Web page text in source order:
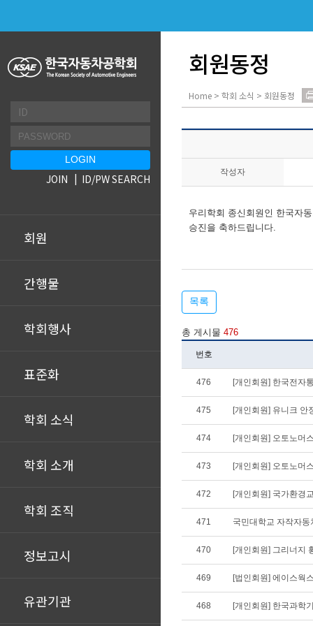
회원
간행물
학회행사
표준화
학회 소식
학회 소개
학회 조직
정보고시
유관기관
JOIN ID/PW SEARCH
회원동정
Home > 학회 소식 > 회원동정
작성자
우리학회 종신회원인 한국자
승진을 축하드립니다.
목록
총 게시물 476
번호
476 [개인회원] 한국전자
475 [개인회원] 유니크 안
474 [개인회원] 오토노머
473 [개인회원] 오토노머
472 [개인회원] 국가환경
471 국민대학교 자작자
470 [개인회원] 그리너지
469 [법인회원] 에이스웍
468 [개인회원] 한국과학